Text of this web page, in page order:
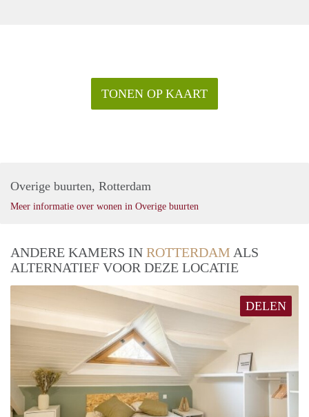
TONEN OP KAART
Overige buurten, Rotterdam
Meer informatie over wonen in Overige buurten
ANDERE KAMERS IN ROTTERDAM ALS
ALTERNATIEF VOOR DEZE LOCATIE
DELEN